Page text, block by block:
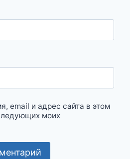
email и адрес сайта в этом
моих